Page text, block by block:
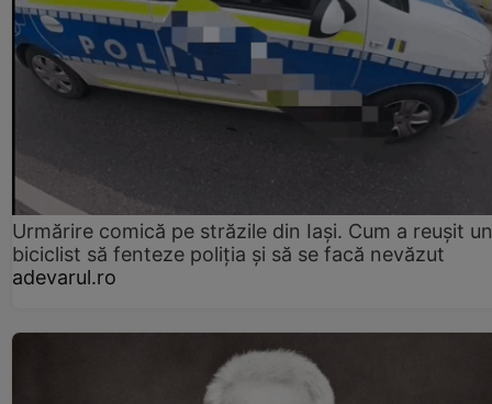
Urmărire comică pe străzile din Iași. Cum a reușit un
biciclist să fenteze poliția și să se facă nevăzut
adevarul.ro